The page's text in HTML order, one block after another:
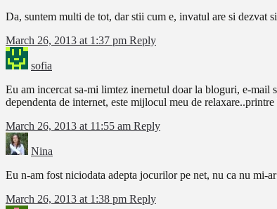
Da, suntem multi de tot, dar stii cum e, invatul are si dezvat
March 26, 2013 at 1:37 pm Reply
sofia
Eu am incercat sa-mi limtez inernetul doar la bloguri, e-mail
dependenta de internet, este mijlocul meu de
March 26, 2013 at 11:55 am Reply
Nina
Eu n-am fost niciodata adepta jocurilor pe net, nu ca nu mi-
March 26, 2013 at 1:38 pm Reply